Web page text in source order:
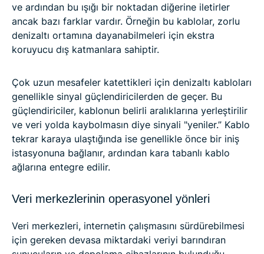
ve ardından bu ışığı bir noktadan diğerine iletirler
ancak bazı farklar vardır. Örneğin bu kablolar, zorlu
denizaltı ortamına dayanabilmeleri için ekstra
koruyucu dış katmanlara sahiptir.
Çok uzun mesafeler katettikleri için denizaltı kabloları
genellikle sinyal güçlendiricilerden de geçer. Bu
güçlendiriciler, kablonun belirli aralıklarına yerleştirilir
ve veri yolda kaybolmasın diye sinyali "yeniler.” Kablo
tekrar karaya ulaştığında ise genellikle önce bir iniş
istasyonuna bağlanır, ardından kara tabanlı kablo
ağlarına entegre edilir.
Veri merkezlerinin operasyonel yönleri
Veri merkezleri, internetin çalışmasını sürdürebilmesi
için gereken devasa miktardaki veriyi barındıran